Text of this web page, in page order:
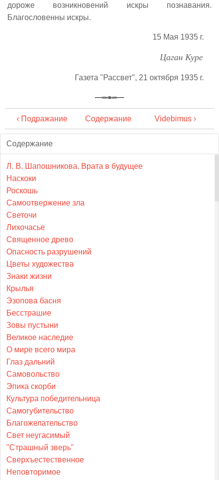
дороже возникновений искры познавания.
Благословенны искры.
15 Мая 1935 г.
Цаган Куре
Газета "Рассвет", 21 октября 1935 г.
‹ Подражание Содержание Videbimus ›
Содержание
Л. В. Шапошникова. Врата в будущее
Наскоки
Роскошь
Самоотвержение зла
Светочи
Лихочасье
Священное древо
Опасность разрушений
Цветы художества
Знаки жизни
Крылья
Эзопова басня
Бесстрашие
Зовы пустыни
Великое наследие
О мире всего мира
Глаз дальний
Самовольство
Эпика скорби
Культура победительница
Самогубительство
Благожелательство
Свет неугасимый
"Страшный зверь"
Сверхъестественное
Неповторимое